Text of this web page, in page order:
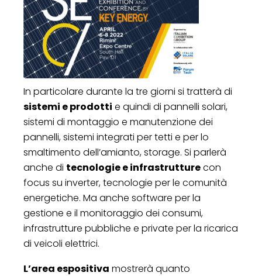
In particolare durante la tre giorni si tratterà di
sistemi e prodotti e quindi di pannelli solari,
sistemi di montaggio e manutenzione dei
pannelli, sistemi integrati per tetti e per lo
smaltimento dell’amianto, storage. Si parlerà
anche di tecnologie e infrastrutturecon
focus su inverter, tecnologie per le comunità
energetiche. Ma anche software per la
gestione e il monitoraggio dei consumi,
infrastrutture pubbliche e private per la ricarica
di veicoli elettrici.
L’area espositiva mostrerà quanto